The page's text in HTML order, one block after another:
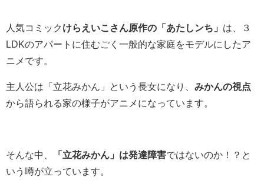
人気コミック けらえいこさん原作の「あたしンち」 は、３
LDKのアパートに住むごく一般的な家庭をモデルにしたア
ニメです。
主人公は「立花みかん」という長女になり、 みかんの視点
から語られる家の様子がアニメになっています。
そんな中、 「立花みかん」は発達障害ではないのか！？と
いう噂が立っています。